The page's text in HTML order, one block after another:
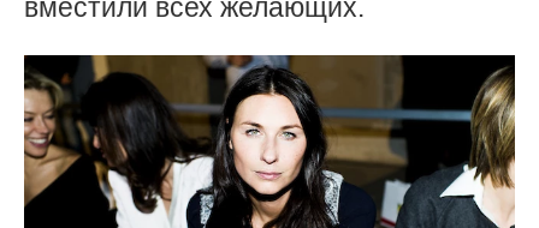
вместили всех желающих.